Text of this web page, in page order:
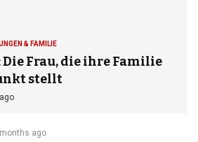
& FAMILIE
Frau, die ihre Familie
stellt
ago